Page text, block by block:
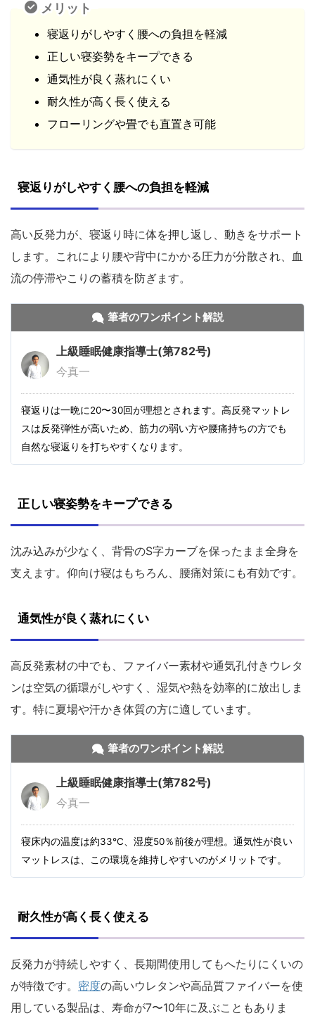
メリット
寝返りがしやすく腰への負担を軽減
正しい寝姿勢をキープできる
通気性が良く蒸れにくい
耐久性が高く長く使える
フローリングや畳でも直置き可能
寝返りがしやすく腰への負担を軽減
高い反発力が、寝返り時に体を押し返し、動きをサポート
します。これにより腰や背中にかかる圧力が分散され、血
流の停滞やこりの蓄積を防ぎます。
筆者のワンポイント解説
上級睡眠健康指導士(第782号)
今真一
寝返りは一晩に20〜30回が理想とされます。高反発マットレ
スは反発弾性が高いため、筋力の弱い方や腰痛持ちの方でも
自然な寝返りを打ちやすくなります。
正しい寝姿勢をキープできる
沈み込みが少なく、背骨のS字カーブを保ったまま全身を
支えます。仰向け寝はもちろん、腰痛対策にも有効です。
通気性が良く蒸れにくい
高反発素材の中でも、ファイバー素材や通気孔付きウレタ
ンは空気の循環がしやすく、湿気や熱を効率的に放出しま
す。特に夏場や汗かき体質の方に適しています。
筆者のワンポイント解説
上級睡眠健康指導士(第782号)
今真一
寝床内の温度は約33℃、湿度50％前後が理想。通気性が良い
マットレスは、この環境を維持しやすいのがメリットです。
耐久性が高く長く使える
反発力が持続しやすく、長期間使用してもへたりにくいの
が特徴です。 密度の高いウレタンや高品質ファイバーを使
用している製品は、寿命が7〜10年に及ぶこともありま